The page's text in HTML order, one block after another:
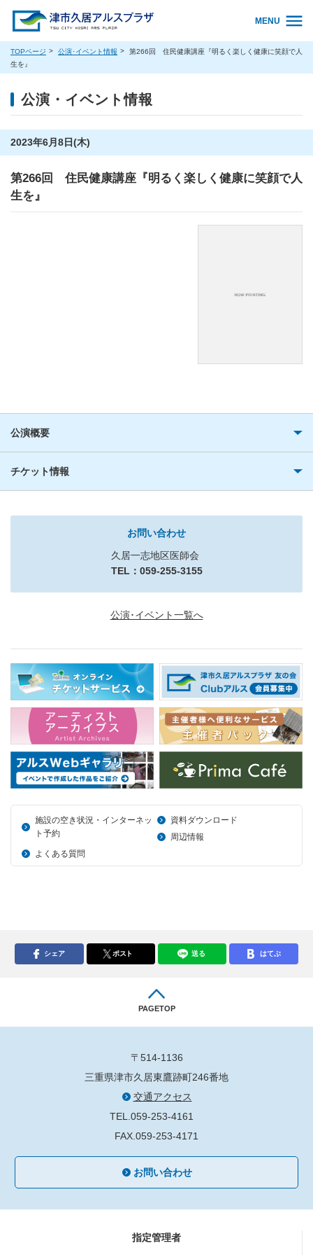
MENU
TOPページ 公演･イベント情報
第266回 住民健康講座『明るく楽しく健康に笑顔で人
生を』
公演・イベント情報
2023年6月8日(木)
第266回 住民健康講座『明るく楽しく健康に笑顔で人
生を』
公演概要
チケット情報
お問い合わせ
久居一志地区医師会
TEL：059-255-3155
公演･イベント一覧へ
施設の空き状況・インターネッ
ト予約
資料ダウンロード
周辺情報
よくある質問
シェア ポスト 送る はてぶ
PAGETOP
〒514-1136
三重県津市久居東鷹跡町246番地
交通アクセス
TEL.059-253-4161
FAX.059-253-4171
お問い合わせ
指定管理者